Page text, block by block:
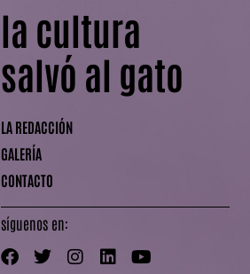
la cultura
salvó al gato
LA REDACCIÓN
GALERÍA
CONTACTO
síguenos en: